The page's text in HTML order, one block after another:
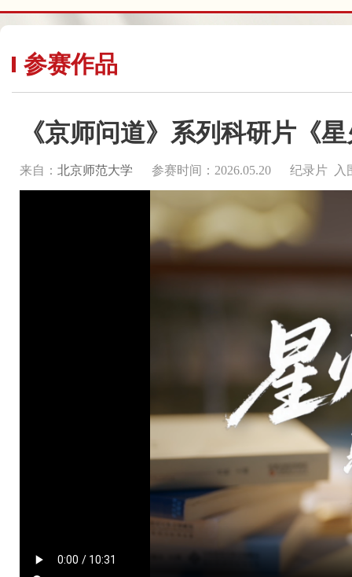
参赛作品
《京师问道》系列科研片《
来自： 北京师范大学 参赛时间：2026.05.20 纪录片 入